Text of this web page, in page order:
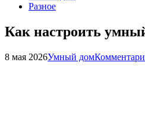
Разное
Как настроить
8 мая 2026Умный дом